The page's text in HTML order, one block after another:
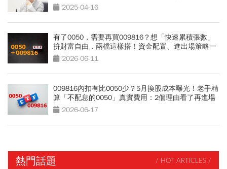
2025-04-16
有了0050，需要再買009816？想「快速累積張數」
拚財富自由，兩檔這樣搭！資金配置、進出場策略一
次看2026-06-11
009816內扣有比0050少？5月換股成本曝光！老手精
算「不配息的0050」真實費用：2個理由看了再進場
2026-06-17
熱門話題 / HOT ARTICLES /